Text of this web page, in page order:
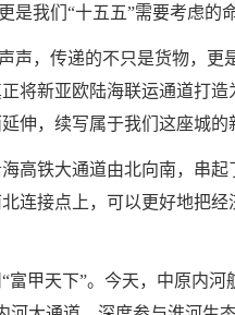
我们“十五五”需要考虑的
声，传递的不只是货物，更
将新亚欧陆海联运通道打造
，续写属于我们这座城的
高铁大通道由北向南，串
连接点上，可以更好地把
甲天下”。今天，中原内河